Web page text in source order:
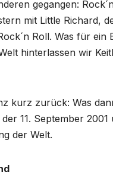
gegangen:
mit Little Richard,
Roll. Was für ein
hinterlassen wir
kurz zurück: Was
11. September 2001
der Welt.